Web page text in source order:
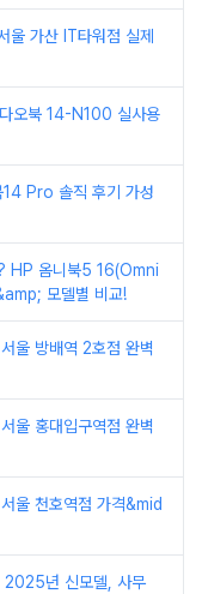
울 가산 IT타워점 실제
오북 14-N100 실사용
Pro 솔직 후기 가성
HP 옴니북5 16(Omni
모델별 비교!
울 방배역 2호점 완벽
울 홍대입구역점 완벽
울 천호역점 가격&mid
년 신모델, 사무